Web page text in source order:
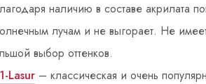
наличию в составе акрилата
лучам и не выгорает. Не
выбор оттенков.
Lasur – классическая и очень